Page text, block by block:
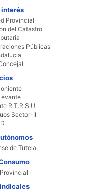
interés
Provincial
del Catastro
Públicas
R.T.R.S.U.
Sector-II
de Tutela